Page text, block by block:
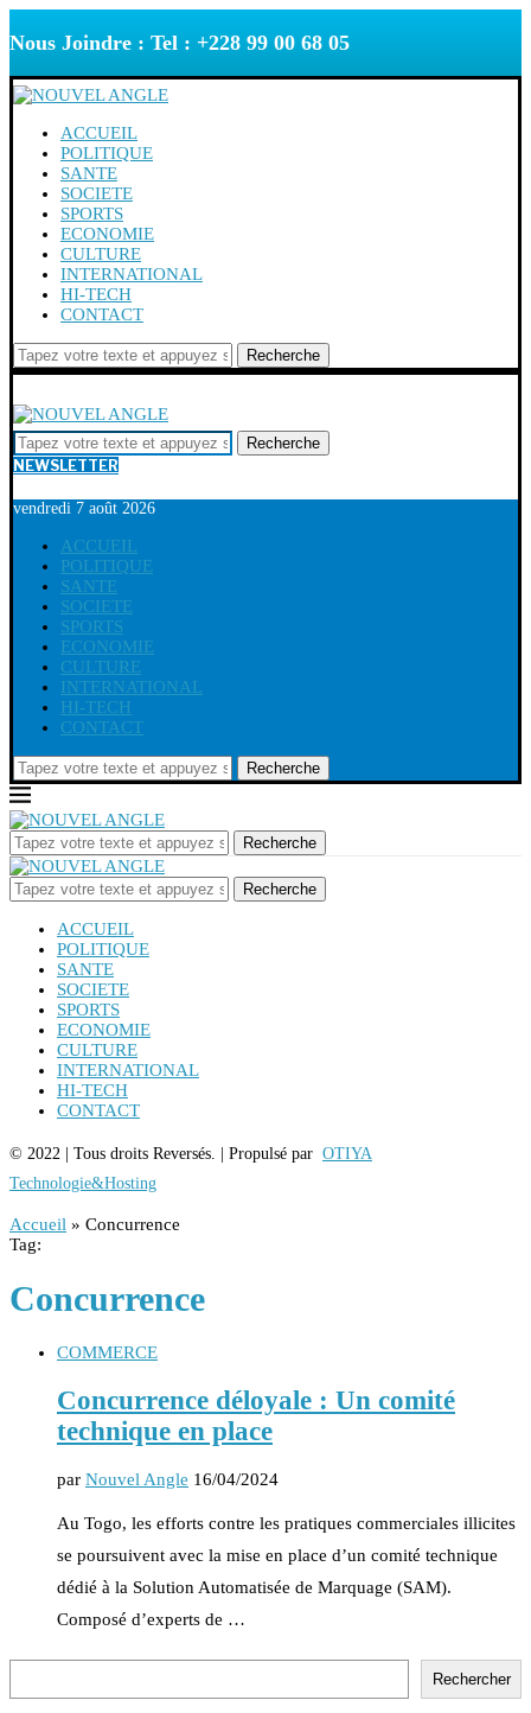
Nous Joindre : Tel : +228 99 00 68 05
ACCUEIL
POLITIQUE
SANTE
SOCIETE
SPORTS
ECONOMIE
CULTURE
INTERNATIONAL
HI-TECH
CONTACT
Recherche
Recherche
NEWSLETTER
vendredi 7 août 2026
ACCUEIL
POLITIQUE
SANTE
SOCIETE
SPORTS
ECONOMIE
CULTURE
INTERNATIONAL
HI-TECH
CONTACT
Recherche
Recherche
Recherche
ACCUEIL
POLITIQUE
SANTE
SOCIETE
SPORTS
ECONOMIE
CULTURE
INTERNATIONAL
HI-TECH
CONTACT
© 2022 | Tous droits Reversés. | Propulsé par OTIYA
Technologie&Hosting
Accueil » Concurrence
Tag:
Concurrence
COMMERCE
Concurrence déloyale : Un comité
technique en place
par Nouvel Angle 16/04/2024
Au Togo, les efforts contre les pratiques commerciales illicites
se poursuivent avec la mise en place d’un comité technique
dédié à la Solution Automatisée de Marquage (SAM).
Composé d’experts de …
Rechercher
Rechercher